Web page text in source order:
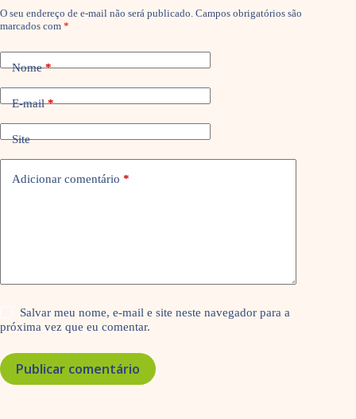
O seu endereço de e-mail não será publicado. Campos obrigatórios são
marcados com *
Nome*
E-mail*
Site
Adicionar comentário *
Salvar meu nome, e-mail e site neste navegador para a
próxima vez que eu comentar.
Publicar comentário